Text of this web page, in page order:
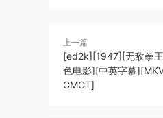
上一篇
[ed2k][1947][无敌拳
色电影][中英字幕
CMCT]